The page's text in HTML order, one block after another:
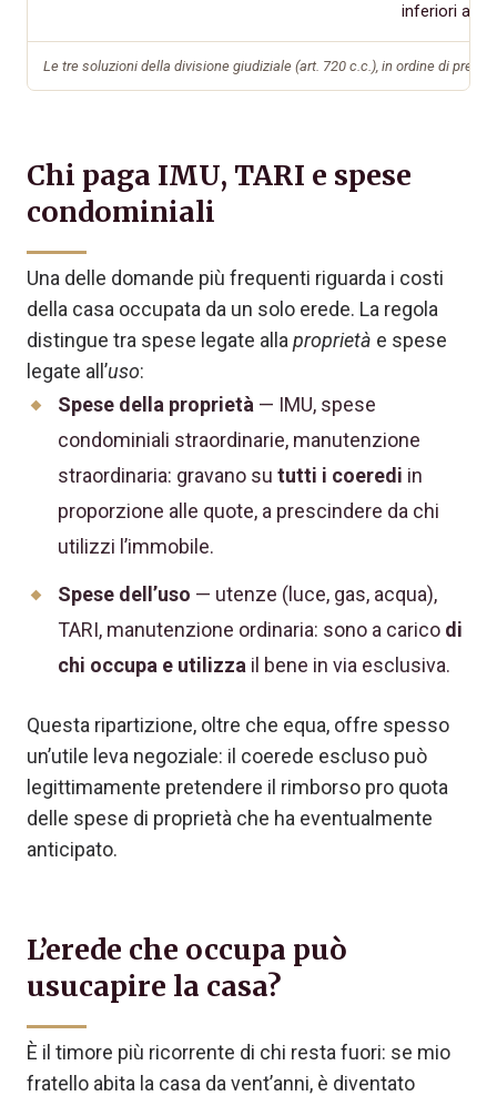
Le tre soluzioni della divisione giudiziale (art. 720 c.c.), in ordine di
inferiori al
Chi paga IMU, TARI e spese
condominiali
Una delle domande più frequenti riguarda i costi
della casa occupata da un solo erede. La regola
distingue tra spese legate alla proprietà e spese
legate all’uso:
Spese della proprietà — IMU, spese
condominiali straordinarie, manutenzione
straordinaria: gravano su tutti i coeredi in
proporzione alle quote, a prescindere da chi
utilizzi l’immobile.
Spese dell’uso — utenze (luce, gas, acqua),
TARI, manutenzione ordinaria: sono a carico di
chi occupa e utilizza il bene in via esclusiva.
Questa ripartizione, oltre che equa, offre spesso
un’utile leva negoziale: il coerede escluso può
legittimamente pretendere il rimborso pro quota
delle spese di proprietà che ha eventualmente
anticipato.
L’erede che occupa può
usucapire la casa?
È il timore più ricorrente di chi resta fuori: se mio
fratello abita la casa da vent’anni, è diventato